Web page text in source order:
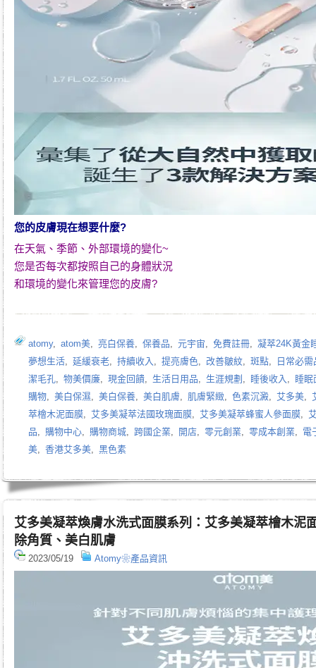
您的皮膚現在想要什麼?
在天氣、季節、外部環境的變化~
您是否每次都按照自己的身體狀況
和環境的變化來管理您的皮膚?
atomy, atom美, 亮白保養, 保養品, 元宇宙, 免費註冊, 凝萃24K黃金
夢想生活, 延緩衰老, 持續收入 , 提亮膚色, 改善皺紋, 斑點,
日常必需
潔毛孔, 物美價廉, 現金回饋, 生活日用品, 生涯規劃 , 睡後收入 , 睡眠
購物, 美白保濕, 美白保養, 美白肌膚, 肌膚緊緻, 色素沉澱, 艾多美,
萃檜木泥面膜, 艾多美凝萃法國玫瑰面膜, 艾多美凝萃蜂蜜人參面膜,
品, 購物中心, 購物商城, 跨國企業, 開店, 零元創業, 零成本創業, 電
美, 香港艾多美, 黑色素
艾多美凝萃煥膚水洗式面膜系列：艾多美凝萃檜木泥
除角質、美白肌膚
2023/05/19 Atomy❀產品資訊